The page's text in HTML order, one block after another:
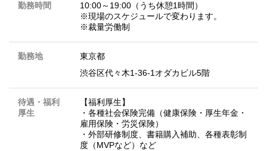
勤務時間
10:00～19:00（うち休憩1時間）
※現場のスケジュールで変わります。
※裁量労働制
勤務地
東京都
渋谷区代々木1-36-1オダカビル5階
待遇・福利
厚生
【福利厚生】
・各種社会保険完備（健康保険・厚生年金・
雇用保険・労災保険）
・外部研修制度、書籍購入補助、各種表彰制
度（MVPなど）など